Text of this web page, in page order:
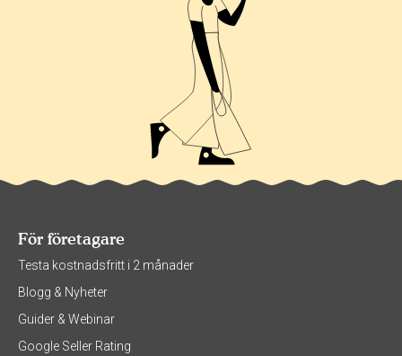
För företagare
Testa kostnadsfritt i 2 månader
Blogg & Nyheter
Guider & Webinar
Google Seller Rating